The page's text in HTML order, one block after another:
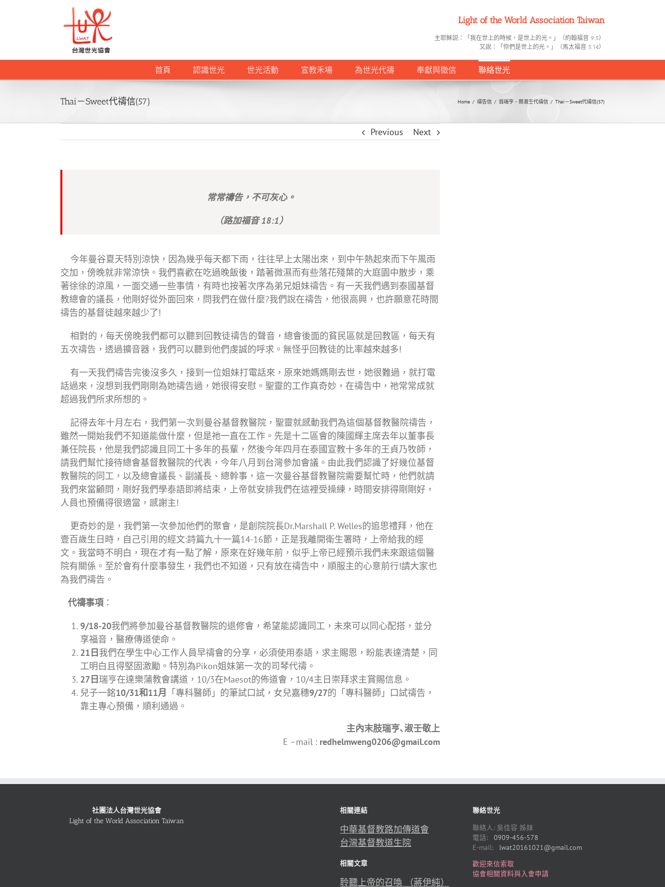
Light of the World Association Taiwan
主耶穌説：「我在世上的時候，是世上的光。」（約翰福音 9:5）
又說：「你們是世上的光。」（馬太福音 5:14）
首頁 認識世光 世光活動 宣教禾場 為世光代禱 奉獻與徵信 聯絡世光
Thai－Sweet代禱信(57) Home / 禱告信 / 翁瑞亨、蔡淑壬代禱信 / Thai－Sweet代禱信(57)
Previous Next
常常禱告，不可灰心。
（路加福音 18:1）
今年曼谷夏天特別涼快，因為幾乎每天都下雨，往往早上太陽出來，到中午熱起來而下午風雨
交加，傍晚就非常涼快。我們喜歡在吃過晚飯後，踏著微濕而有些落花殘葉的大庭園中散步，乘
著徐徐的涼風，一面交通一些事情，有時也按著次序為弟兄姐妹禱告。有一天我們遇到泰國基督
教總會的議長，他剛好從外面回來，問我們在做什麼?我們說在禱告，他很高興，也許願意花時間
禱告的基督徒越來越少了!
相對的，每天傍晚我們都可以聽到回教徒禱告的聲音，總會後面的貧民區就是回教區，每天有
五次禱告，透過擴音器，我們可以聽到他們虔誠的呼求。無怪乎回教徒的比率越來越多!
有一天我們禱告完後沒多久，接到一位姐妹打電話來，原來她媽媽剛去世，她很難過，就打電
話過來，沒想到我們剛剛為她禱告過，她很得安慰。聖靈的工作真奇妙，在禱告中，祂常常成就
超過我們所求所想的。
記得去年十月左右，我們第一次到曼谷基督教醫院，聖靈就感動我們為這個基督教醫院禱告，
雖然一開始我們不知道能做什麼，但是祂一直在工作。先是十二區會的陳國輝主席去年以董事長
兼任院長，他是我們認識且同工十多年的長輩，然後今年四月在泰國宣教十多年的王貞乃牧師，
請我們幫忙接待總會基督教醫院的代表，今年八月到台灣參加會議。由此我們認識了好幾位基督
教醫院的同工，以及總會議長、副議長、總幹事，這一次曼谷基督教醫院需要幫忙時，他們就請
我們來當顧問，剛好我們學泰語即將結束，上帝就安排我們在這裡受操練，時間安排得剛剛好，
人員也預備得很適當，感謝主!
更奇妙的是，我們第一次參加他們的聚會，是創院院長Dr.Marshall P. Welles的追思禮拜，他在
壹百歲生日時，自己引用的經文:詩篇九十一篇14-16節，正是我離開衛生署時，上帝給我的經
文。我當時不明白，現在才有一點了解，原來在好幾年前，似乎上帝已經預示我們未來跟這個醫
院有關係。至於會有什麼事發生，我們也不知道，只有放在禱告中，順服主的心意前行!請大家也
為我們禱告。
代禱事項 ：
9/18-20我們將參加曼谷基督教醫院的退修會，希望能認識同工，未來可以同心配搭，並分
享福音，醫療傳道使命。
21日 我們在學生中心工作人員早禱會的分享，必須使用泰語，求主賜恩，盼能表達清楚，同
工明白且得堅固激勵。特別為Pikon姐妹第一次的司琴代禱。
27日瑞亨在達樂蒲教會講道，10/3在Maesot的佈道會，10/4主日崇拜求主賞賜信息。
兒子一銘10/31和11月 「專科醫師」的筆試口試，女兒嘉穗9/27的「專科醫師」口試禱告，
靠主專心預備，順利通過。
主內末肢瑞亨､淑壬敬上
E –mail : redhelmweng0206@gmail.com
社團法人台灣世光協會
Light of the World Association Taiwan
相關連結
中華基督教路加傳道會
台灣基督教道生院
相關文章
聆聽上帝的召喚 （蔣伊純）
聯絡世光
聯絡人: 吳佳容 姊妹
電話: 0909-456-578
E-mail: lwat20161021@gmail.com
歡迎來信索取
協會相關資料與入會申請